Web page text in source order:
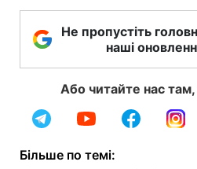
Не пропустіть
наші
Або читайте нас
Більше по темі: